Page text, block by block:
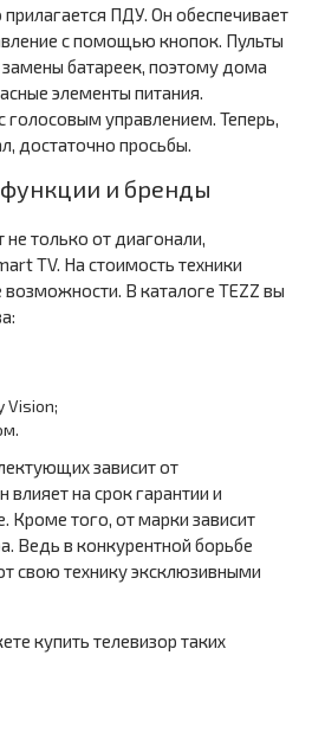
ПДУ. Он обеспечивает
с помощью кнопок. Пульты
батареек, поэтому дома
элементы питания.
голосовым управлением. Теперь,
достаточно просьбы.
и бренды
не только от диагонали,
TV. На стоимость техники
В каталоге TEZZ вы
Vision;
зависит от
на срок гарантии и
Кроме того, от марки зависит
Ведь в конкурентной борьбе
свою технику эксклюзивными
купить телевизор таких